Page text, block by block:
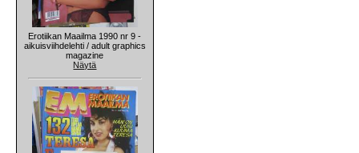
Erotiikan Maailma 1990 nr 9 -
aikuisviihdelehti / adult graphics
magazine
Näytä